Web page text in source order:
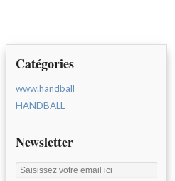
Catégories
www.handball
HANDBALL
Newsletter